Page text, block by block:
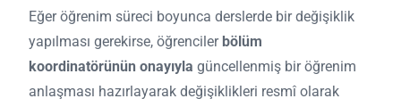
Eğer öğrenim süreci boyunca derslerde bir değişiklik
yapılması gerekirse, öğrenciler bölüm
koordinatörünün onayıyla güncellenmiş bir öğrenim
anlaşması hazırlayarak değişiklikleri resmî olarak